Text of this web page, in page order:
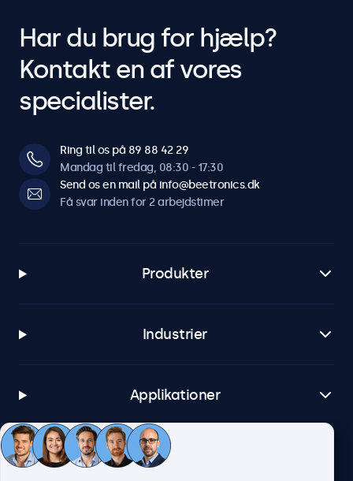
Kompatibilitet
Kompatibel med
10HB9M/U1, 12HB9M/U1, 15HB9M/U1, 17HB9M/U1,
19HB9M/U1, 22HB9M/U1, 24HB9M/U1, 27HB9M/U1
Har du brug for hjælp?
Kontakt en af vores
specialister.
Ring til os på 89 88 42 29
Mandag til fredag, 08:30 - 17:30
Send os en mail på info@beetronics.dk
Få svar inden for 2 arbejdstimer
Produkter
Industrier
Applikationer
Kundeservice